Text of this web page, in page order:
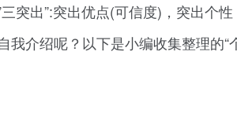
突出”:突出优点(可信度)，突出个
介绍呢？以下是小编收集整理的